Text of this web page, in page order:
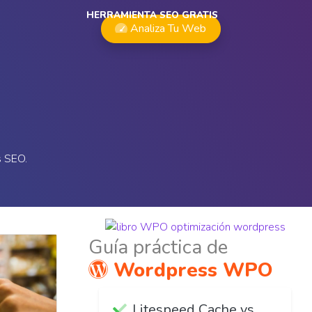
Analiza Tu Web
HERRAMIENTA SEO GRATIS
Guía práctica de
Wordpress WPO